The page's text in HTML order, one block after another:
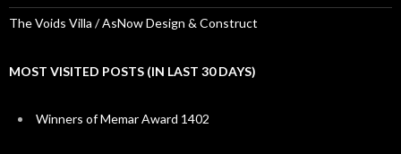
The Voids Villa / AsNow Design & Construct
MOST VISITED POSTS (IN LAST 30 DAYS)
Winners of Memar Award 1402